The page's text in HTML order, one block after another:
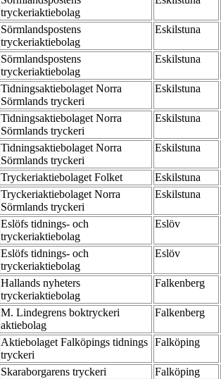
tryckeriaktiebolag
Sörmlandspostens
tryckeriaktiebolag
Eskilstuna
Sörmlandspostens
tryckeriaktiebolag
Eskilstuna
Tidningsaktiebolaget Norra
Sörmlands tryckeri
Eskilstuna
Tidningsaktiebolaget Norra
Sörmlands tryckeri
Eskilstuna
Tidningsaktiebolaget Norra
Sörmlands tryckeri
Eskilstuna
Tryckeriaktiebolaget Folket Eskilstuna
Tryckeriaktiebolaget Norra
Sörmlands tryckeri
Eskilstuna
Eslöfs tidnings- och
tryckeriaktiebolag
Eslöv
Eslöfs tidnings- och
tryckeriaktiebolag
Eslöv
Hallands nyheters
tryckeriaktiebolag
Falkenberg
M. Lindegrens boktryckeri
aktiebolag
Falkenberg
Aktiebolaget Falköpings tidnings
tryckeri
Falköping
Skaraborgarens tryckeri Falköping